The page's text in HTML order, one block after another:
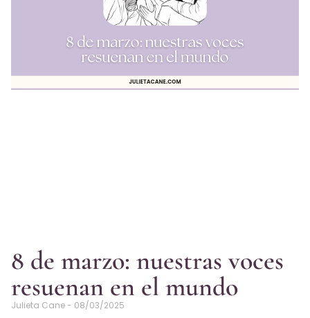
8 de marzo: nuestras voces
resuenan en el mundo
Julieta Cane 08/03/2025